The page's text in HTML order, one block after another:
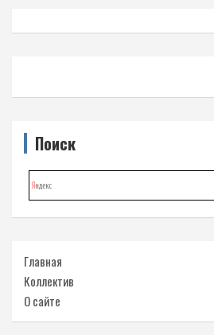
Поиск
Главная
Коллектив
О сайте